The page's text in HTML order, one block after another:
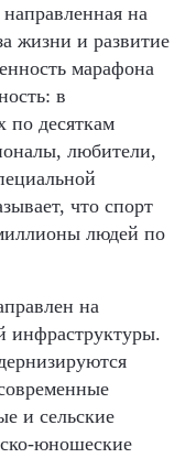
на
жизни и развитие
марафона
в
по десяткам
любители,
что спорт
людей по
на
инфраструктуры.
и сельские
юношеские